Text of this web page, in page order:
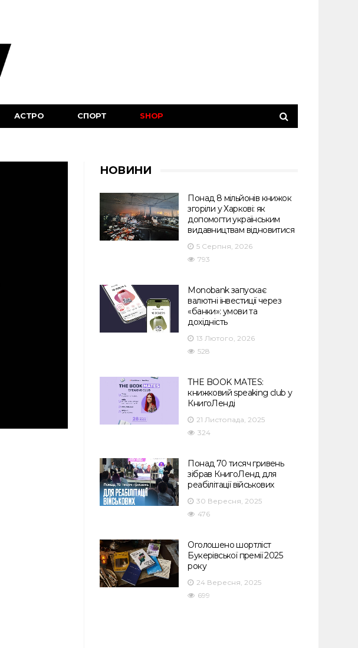
АСТРО СПОРТ SHOP
НОВИНИ
Понад 8 мільйонів книжок
згоріли у Харкові: як
допомогти українським
видавництвам відновитися
5 Серпня, 2026
793
Monobank запускає
валютні інвестиції через
«банки»: умови та
дохідність
13 Лютого, 2026
528
THE BOOK MATES:
книжковий speaking club у
КнигоЛенді
21 Листопада, 2025
324
Понад 70 тисяч гривень
зібрав КнигоЛенд для
реабілітації військових
30 Вересня, 2025
476
Оголошено шортліст
Букерівської премії 2025
року
24 Вересня, 2025
699